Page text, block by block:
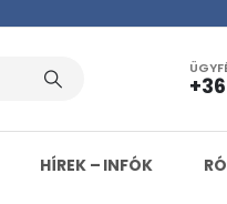
HÍREK – INFÓK